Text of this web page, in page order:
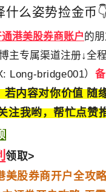
什么姿势捡金币
港美股券商账户的
主专属渠道注册↓全
Long-bridge001）
若内容对你价值 随
注我哟，帮忙点赞
领取>
美股券商开户全攻